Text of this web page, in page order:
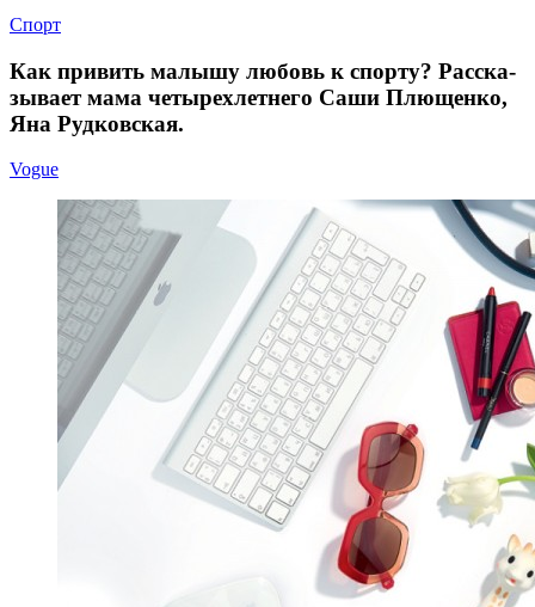
Спорт
Как при­вить ма­лы­шу лю­бовь к спор­ту? Расска­
зы­ва­ет мама че­ты­рех­лет­не­го Саши Плющен­ко,
Яна Рудковская.
Vogue